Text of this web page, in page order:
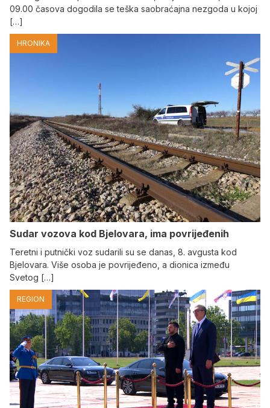
09.00 časova dogodila se teška saobraćajna nezgoda u kojoj
[…]
HRONIKA
Sudar vozova kod Bjelovara, ima povrijeđenih
Teretni i putnički voz sudarili su se danas, 8. avgusta kod
Bjelovara. Više osoba je povrijeđeno, a dionica između
Svetog […]
REGION